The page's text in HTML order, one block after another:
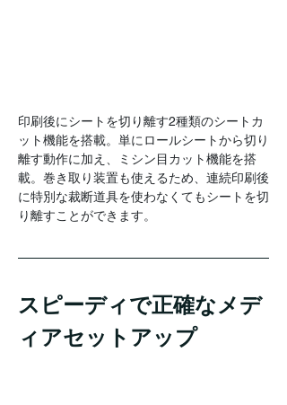
印刷後にシートを切り離す2種類のシートカ
ット機能を搭載。単にロールシートから切り
離す動作に加え、ミシン目カット機能を搭
載。巻き取り装置も使えるため、連続印刷後
に特別な裁断道具を使わなくてもシートを切
り離すことができます。
スピーディで正確なメデ
ィアセットアップ